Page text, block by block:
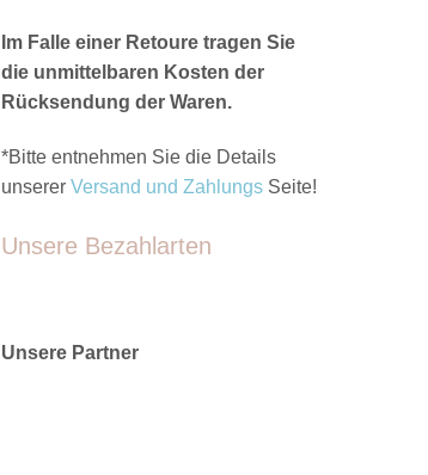
Im Falle einer Retoure tragen Sie
die unmittelbaren Kosten der
Rücksendung der Waren.
*Bitte entnehmen Sie die Details
unserer Versand und Zahlungs Seite!
Unsere Bezahlarten
Unsere Partner